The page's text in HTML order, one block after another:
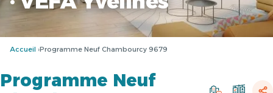
Accueil Programme Neuf Chambourcy 9679
Programme Neuf